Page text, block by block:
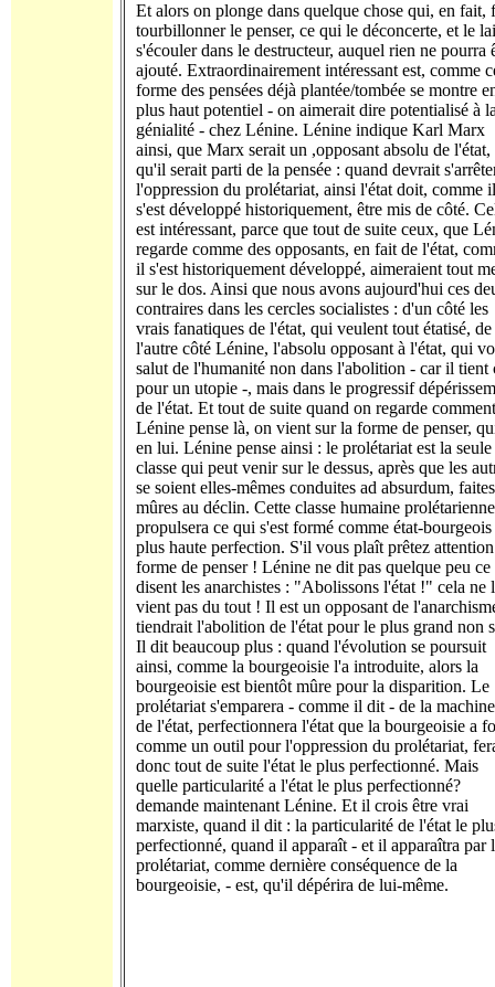
Et alors on plonge dans quelque chose qui, en fait,
tourbillonner le penser, ce qui le déconcerte, et le
s'écouler dans le destructeur, auquel rien ne pourra
ajouté. Extraordinairement intéressant est, comme
forme des pensées déjà plantée/tombée se montre
plus haut potentiel - on aimerait dire potentialisé à
génialité - chez Lénine. Lénine indique Karl Marx
ainsi, que Marx serait un ,opposant absolu de l'état,
qu'il serait parti de la pensée : quand devrait
l'oppression du prolétariat, ainsi l'état doit, comme il
s'est développé historiquement, être mis de côté.
est intéressant, parce que tout de suite ceux, que
regarde comme des opposants, en fait de l'état,
il s'est historiquement développé, aimeraient tout
sur le dos. Ainsi que nous avons aujourd'hui ces
contraires dans les cercles socialistes : d'un côté les
vrais fanatiques de l'état, qui veulent tout étatisé, de
l'autre côté Lénine, l'absolu opposant à l'état, qui
salut de l'humanité non dans l'abolition - car il tient
pour un utopie -, mais dans le progressif
de l'état. Et tout de suite quand on regarde comment
Lénine pense là, on vient sur la forme de penser,
en lui. Lénine pense ainsi : le prolétariat est la seule
classe qui peut venir sur le dessus, après que les
se soient elles-mêmes conduites ad absurdum, faites
mûres au déclin. Cette classe humaine prolétarienne
propulsera ce qui s'est formé comme état-bourgeois
plus haute perfection. S'il vous plaît prêtez
forme de penser ! Lénine ne dit pas quelque peu ce
disent les anarchistes : "Abolissons l'état !" cela ne
vient pas du tout ! Il est un opposant de
tiendrait l'abolition de l'état pour le plus grand non
Il dit beaucoup plus : quand l'évolution se poursuit
ainsi, comme la bourgeoisie l'a introduite, alors la
bourgeoisie est bientôt mûre pour la disparition. Le
prolétariat s'emparera - comme il dit - de la
de l'état, perfectionnera l'état que la bourgeoisie a
comme un outil pour l'oppression du prolétariat,
donc tout de suite l'état le plus perfectionné. Mais
quelle particularité a l'état le plus perfectionné?
demande maintenant Lénine. Et il crois être vrai
marxiste, quand il dit : la particularité de l'état le
perfectionné, quand il apparaît - et il apparaîtra par
prolétariat, comme dernière conséquence de la
bourgeoisie, - est, qu'il dépérira de lui-même.